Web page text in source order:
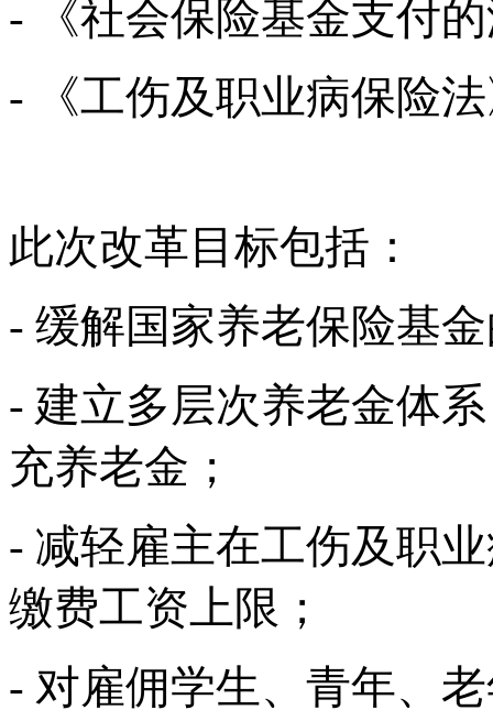
- 《社会保险基金支付
- 《工伤及职业病保险
此次改革目标包括：
- 缓解国家养老保险基
- 建立多层次养老金体
充养老金；
- 减轻雇主在工伤及职
缴费工资上限；
- 对雇佣学生、青年、